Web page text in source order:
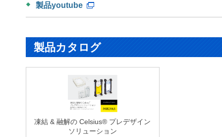
製品youtube
製品カタログ
凍結 & 融解の Celsius® プレデザイン
ソリューション